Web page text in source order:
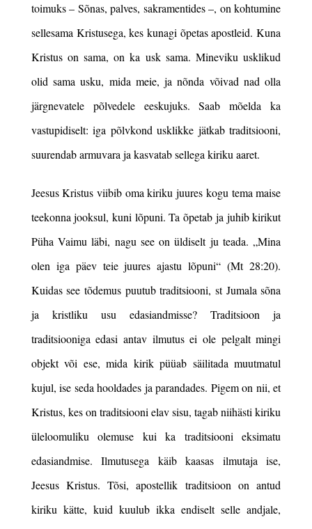
toimuks – Sõnas, palves, sakramentides –, on kohtumine
sellesama Kristusega, kes kunagi õpetas apostleid. Kuna
Kristus on sama, on ka usk sama. Mineviku usklikud
olid sama usku, mida meie, ja nõnda võivad nad olla
järgnevatele põlvedele eeskujuks. Saab mõelda ka
vastupidiselt: iga põlvkond usklikke jätkab traditsiooni,
suurendab armuvara ja kasvatab sellega kiriku aaret.
Jeesus Kristus viibib oma kiriku juures kogu tema maise
teekonna jooksul, kuni lõpuni. Ta õpetab ja juhib kirikut
Püha Vaimu läbi, nagu see on üldiselt ju teada. „Mina
olen iga päev teie juures ajastu lõpuni“ (Mt 28:20).
Kuidas see tõdemus puutub traditsiooni, st Jumala sõna
ja kristliku usu edasiandmisse? Traditsioon ja
traditsiooniga edasi antav ilmutus ei ole pelgalt mingi
objekt või ese, mida kirik püüab säilitada muutmatul
kujul, ise seda hooldades ja parandades. Pigem on nii, et
Kristus, kes on traditsiooni elav sisu, tagab niihästi kiriku
üleloomuliku olemuse kui ka traditsiooni eksimatu
edasiandmise. Ilmutusega käib kaasas ilmutaja ise,
Jeesus Kristus. Tõsi, apostellik traditsioon on antud
kiriku kätte, kuid kuulub ikka endiselt selle andjale,